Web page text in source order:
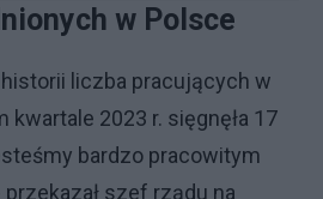
w Polsce
liczba pracujących w
2023 r. sięgnęła 17
bardzo pracowitym
szef rządu na